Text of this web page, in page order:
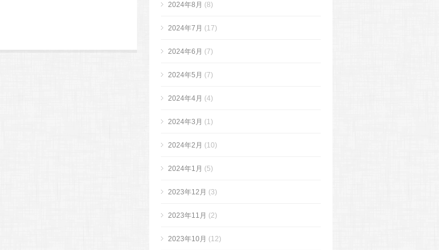
2024年8月 (8)
2024年7月 (17)
2024年6月 (7)
2024年5月 (7)
2024年4月 (4)
2024年3月 (1)
2024年2月 (10)
2024年1月 (5)
2023年12月 (3)
2023年11月 (2)
2023年10月 (12)